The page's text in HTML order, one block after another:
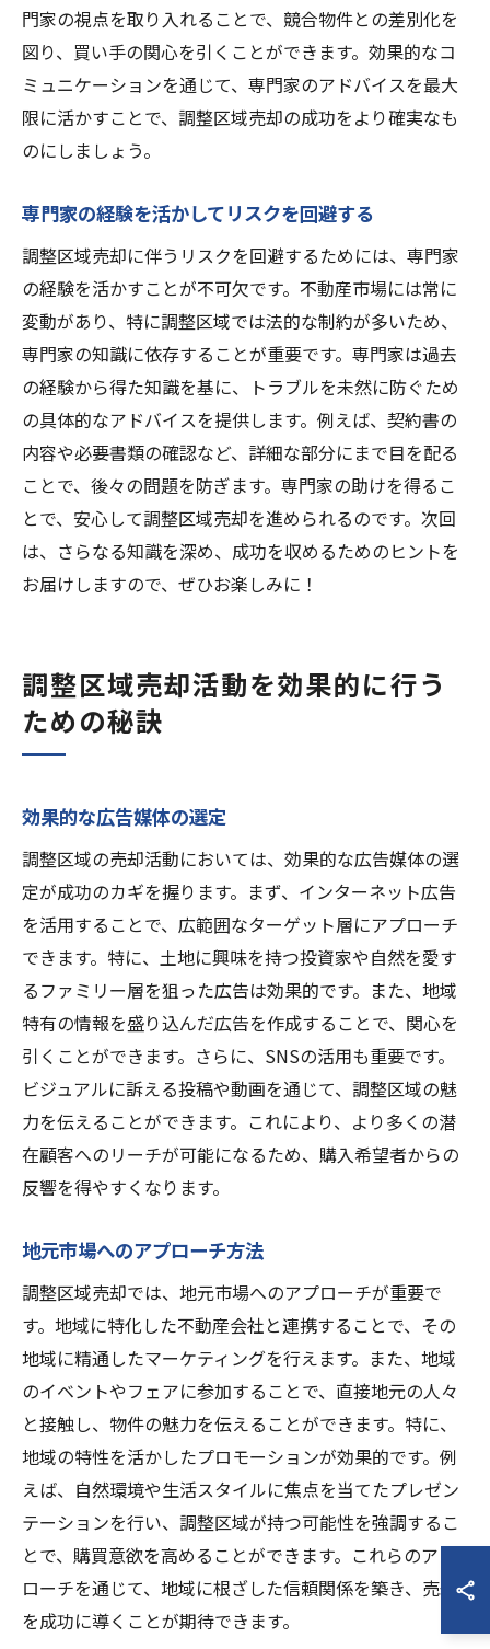
門家の視点を取り入れることで、競合物件との差別化を
図り、買い手の関心を引くことができます。効果的なコ
ミュニケーションを通じて、専門家のアドバイスを最大
限に活かすことで、調整区域売却の成功をより確実なも
のにしましょう。
専門家の経験を活かしてリスクを回避する
調整区域売却に伴うリスクを回避するためには、専門家
の経験を活かすことが不可欠です。不動産市場には常に
変動があり、特に調整区域では法的な制約が多いため、
専門家の知識に依存することが重要です。専門家は過去
の経験から得た知識を基に、トラブルを未然に防ぐため
の具体的なアドバイスを提供します。例えば、契約書の
内容や必要書類の確認など、詳細な部分にまで目を配る
ことで、後々の問題を防ぎます。専門家の助けを得るこ
とで、安心して調整区域売却を進められるのです。次回
は、さらなる知識を深め、成功を収めるためのヒントを
お届けしますので、ぜひお楽しみに！
調整区域売却活動を効果的に行う
ための秘訣
効果的な広告媒体の選定
調整区域の売却活動においては、効果的な広告媒体の選
定が成功のカギを握ります。まず、インターネット広告
を活用することで、広範囲なターゲット層にアプローチ
できます。特に、土地に興味を持つ投資家や自然を愛す
るファミリー層を狙った広告は効果的です。また、地域
特有の情報を盛り込んだ広告を作成することで、関心を
引くことができます。さらに、SNSの活用も重要です。
ビジュアルに訴える投稿や動画を通じて、調整区域の魅
力を伝えることができます。これにより、より多くの潜
在顧客へのリーチが可能になるため、購入希望者からの
反響を得やすくなります。
地元市場へのアプローチ方法
調整区域売却では、地元市場へのアプローチが重要で
す。地域に特化した不動産会社と連携することで、その
地域に精通したマーケティングを行えます。また、地域
のイベントやフェアに参加することで、直接地元の人々
と接触し、物件の魅力を伝えることができます。特に、
地域の特性を活かしたプロモーションが効果的です。例
えば、自然環境や生活スタイルに焦点を当てたプレゼン
テーションを行い、調整区域が持つ可能性を強調するこ
とで、購買意欲を高めることができます。これらのアプ
ローチを通じて、地域に根ざした信頼関係を築き、売却
を成功に導くことが期待できます。